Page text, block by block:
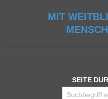
MIT
SEITE